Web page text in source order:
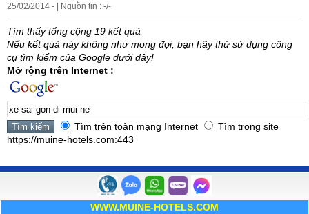
25/02/2014 - | Nguồn tin : -/-
Tìm thấy tổng cộng 19 kết quả
Nếu kết quả này không như mong đợi, bạn hãy thử sử dụng công
cụ tìm kiếm của Google dưới đây!
Mở rộng trên Internet :
Tìm trên toàn mạng Internet
Tìm trong site
https://muine-hotels.com:443
WWW.MUINE-HOTELS.COM